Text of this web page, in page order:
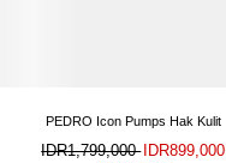
PEDRO Icon Pumps Hak Kulit
IDR1,799,000 IDR899,000